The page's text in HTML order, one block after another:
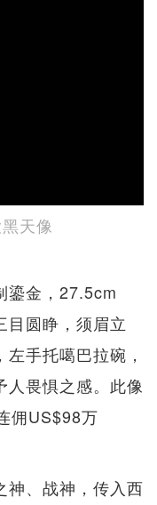
天像
鎏金，27.5cm
目圆睁，须眉立
手托噶巴拉碗，
人畏惧之感。此像
佣US$98万
神、战神，传入西